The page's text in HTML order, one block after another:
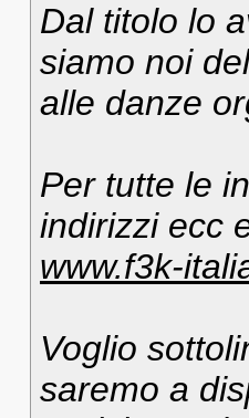
Dal titolo lo
siamo noi
alle danze
Per tutte le
indirizzi ecc
www.f3k-
Voglio
saremo a